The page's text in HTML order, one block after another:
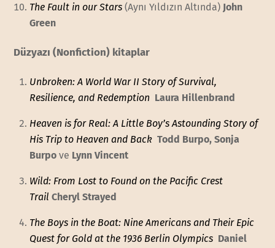
The Fault in our Stars (Aynı Yıldızın Altında) John
Green
Düzyazı (Nonfiction) kitaplar
Unbroken: A World War II Story of Survival,
Resilience, and Redemption Laura Hillenbrand
Heaven is for Real: A Little Boy’s Astounding Story of
His Trip to Heaven and Back Todd Burpo, Sonja
Burpo ve Lynn Vincent
Wild: From Lost to Found on the Pacific Crest
Trail Cheryl Strayed
The Boys in the Boat: Nine Americans and Their Epic
Quest for Gold at the 1936 Berlin Olympics Daniel